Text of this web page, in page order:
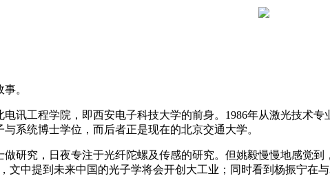
。
电讯工程学院，即西安电子科技大学的前身。1986年从激光技术
系统博士学位，而后者正是现在的北京交通大学。
研究，日夜专注于光纤陀螺及传感的研究。但姚毅慢慢地感觉
文中提到未来中国的光子学将会开创大工业；同时看到杨振宁